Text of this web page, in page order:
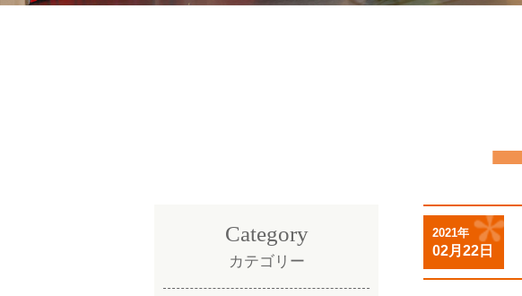
2021年
02月22日
Category
カテゴリー